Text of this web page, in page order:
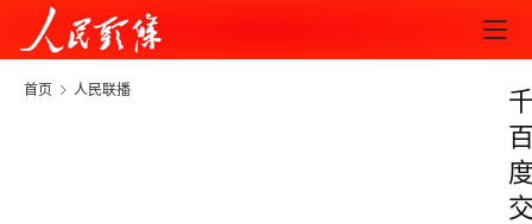
首页 人民联播